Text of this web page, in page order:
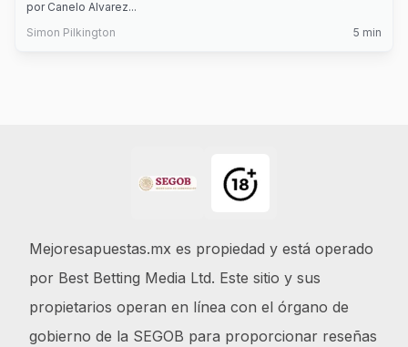
por Canelo Alvarez...
Simon Pilkington
5 min
Mejoresapuestas.mx es propiedad y está operado
por Best Betting Media Ltd. Este sitio y sus
propietarios operan en línea con el órgano de
gobierno de la SEGOB para proporcionar reseñas